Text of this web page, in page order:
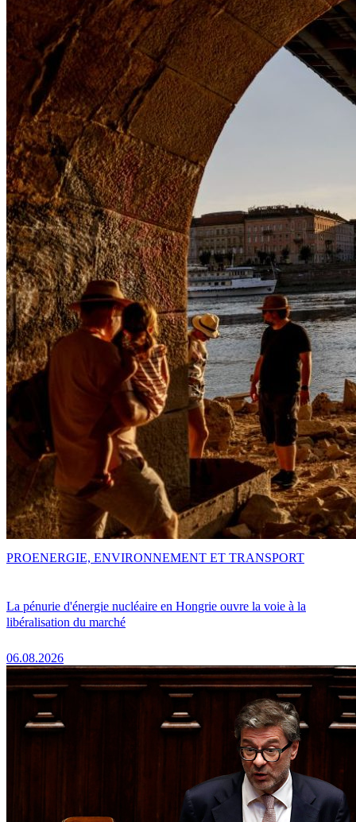
La pénurie d'énergie nucléaire en Hongrie ouvre la voie à la
libéralisation du marché
06.08.2026
PROENERGIE, ENVIRONNEMENT ET TRANSPORT